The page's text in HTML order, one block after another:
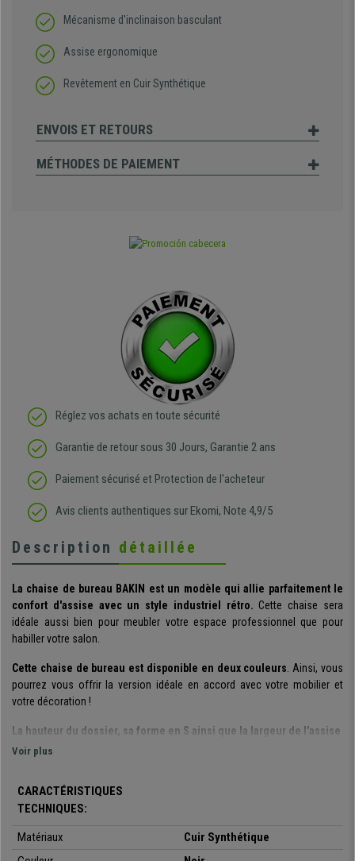
Mécanisme d'inclinaison basculant
Assise ergonomique
Revêtement en Cuir Synthétique
ENVOIS ET RETOURS
MÉTHODES DE PAIEMENT
Réglez vos achats en toute sécurité
Garantie de retour sous 30 Jours, Garantie 2 ans
Paiement sécurisé et Protection de l'acheteur
Avis clients authentiques sur Ekomi, Note 4,9/5
Description détaillée
La chaise de bureau BAKIN est un modèle qui allie parfaitement le
confort d'assise avec un style industriel rétro. Cette chaise sera
idéale aussi bien pour meubler votre espace professionnel que pour
habiller votre salon.
Cette chaise de bureau est disponible en deux couleurs. Ainsi, vous
pourrez vous offrir la version idéale en accord avec votre mobilier et
votre décoration !
La hauteur du dossier, sa forme en S ainsi que la largeur de l'assise
de 53 cm garantissent une expérience d'assise confortable et
encuir synthétique durable.
estle mécanisme d'inclinaison avec système de bascule.
Voir plus
CARACTÉRISTIQUES
TECHNIQUES:
Matériaux
Cuir Synthétique